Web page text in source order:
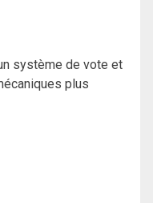
système de vote et
plus